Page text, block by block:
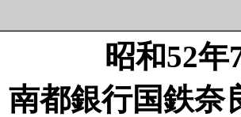
昭和52
南都銀行国鉄奈